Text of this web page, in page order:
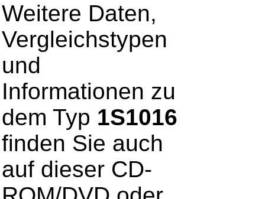
Weitere Daten,
Vergleichstypen
und
Informationen zu
dem Typ 1S1016
finden Sie auch
auf dieser CD-